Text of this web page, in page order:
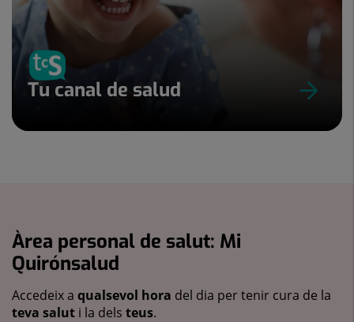
Tu canal de salud
Àrea personal de salut: Mi
Quirónsalud
Accedeix a qualsevol hora del dia per tenir cura de la
teva salut i la dels teus.